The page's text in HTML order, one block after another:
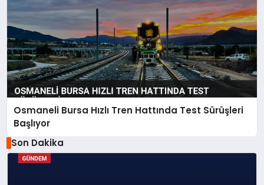
Osmaneli Bursa Hızlı Tren Hattında Test Sürüşleri
Başlıyor
Son Dakika